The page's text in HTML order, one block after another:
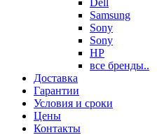
Dell
Samsung
Sony
Sony
HP
все бренды..
Доставка
Гарантии
Условия и сроки
Цены
Контакты